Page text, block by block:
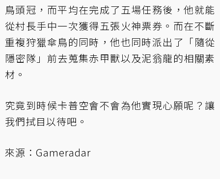
鳥頭冠，而平均在完成了五場任務後，他就能
從村長手中一次獲得五張火神票券。而在不斷
重複狩獵傘鳥的同時，他也同時派出了「隨從
隱密隊」前去蒐集赤甲獸以及泥翁龍的相關素
材。
究竟到時候卡普空會不會為他實現心願呢？讓
我們拭目以待吧。
來源： Gameradar